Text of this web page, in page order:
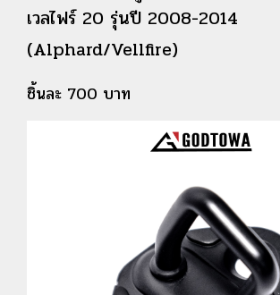
เวลไฟร์ 20 รุ่นปี 2008-2014
(Alphard/Vellfire)
ชิ้นละ 700 บาท